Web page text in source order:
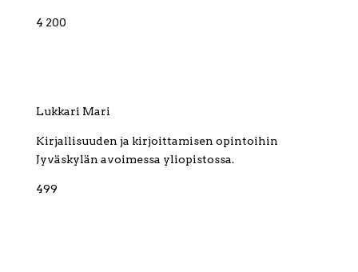
4 200
Lukkari Mari
Kirjallisuuden ja kirjoittamisen opintoihin
Jyväskylän avoimessa yliopistossa.
499